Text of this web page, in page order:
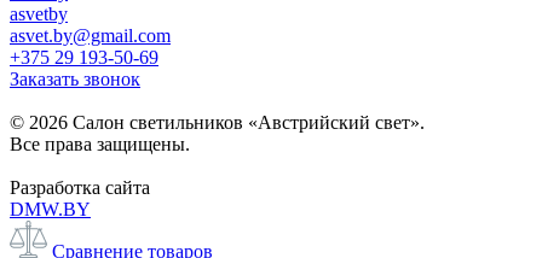
asvetby
asvet.by@gmail.com
+375 29 193-50-69
Заказать звонок
© 2026 Салон светильников «Австрийский свет».
Все права защищены.
Разработка сайта
DMW.BY
Сравнение товаров